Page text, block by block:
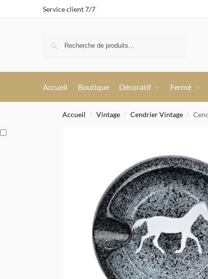
Service client 7/7
Accueil Boutique Décoratif Fermé
Accueil / Vintage / Cendrier Vintage /